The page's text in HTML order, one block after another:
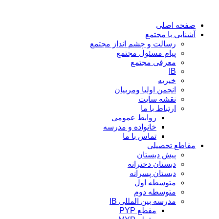
محتوا
صفحه اصلی
آشنایی با مجتمع
رسالت و چشم انداز مجتمع
پیام مسئول مجتمع
معرفی مجتمع
IB
خیریه
انجمن اولیا ومربیان
نقشه سایت
ارتباط با ما
روابط عمومی
خانواده و مدرسه
تماس با ما
مقاطع تحصیلی
پیش دبستان
دبستان دخترانه
دبستان پسرانه
متوسطه اول
متوسطه دوم
مدرسه بین المللی IB
مقطع PYP